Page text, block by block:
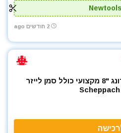
2 חודשים ago
מסור גרונג "8 מקצועי כולל סמן לייזר
Scheppach